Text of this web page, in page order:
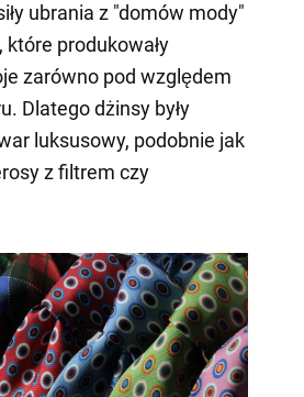
ubrania z "domów mody"
które produkowały
zarówno pod względem
Dlatego dżinsy były
luksusowy, podobnie jak
z filtrem czy